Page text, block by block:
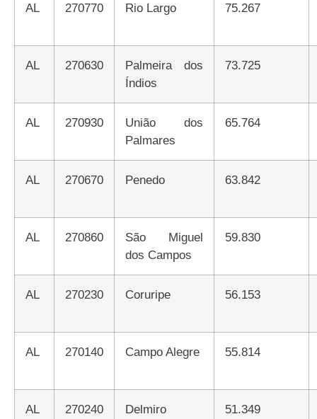
AL 270770 Rio Largo 75.267
AL 270630
Palmeira dos
Índios
73.725
AL 270930
União dos
Palmares
65.764
AL 270670 Penedo 63.842
AL 270860
São Miguel
dos Campos
59.830
AL 270230 Coruripe 56.153
AL 270140 Campo Alegre 55.814
AL 270240
Delmiro
51.349